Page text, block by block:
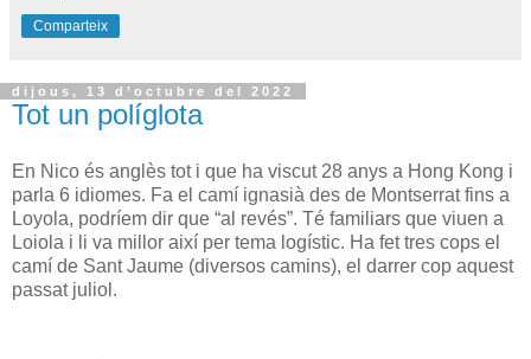
Comparteix
dijous, 13 d’octubre del 2022
Tot un políglota
En Nico és anglès tot i que ha viscut 28 anys a Hong Kong i
parla 6 idiomes. Fa el camí ignasià des de Montserrat fins a
Loyola, podríem dir que “al revés”. Té familiars que viuen a
Loiola i li va millor així per tema logístic. Ha fet tres cops el
camí de Sant Jaume (diversos camins), el darrer cop aquest
passat juliol.